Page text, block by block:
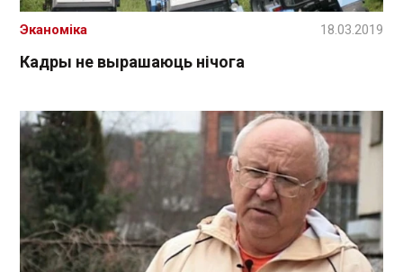
Кадры не вырашаюць нічога
Эканоміка 18.03.2019